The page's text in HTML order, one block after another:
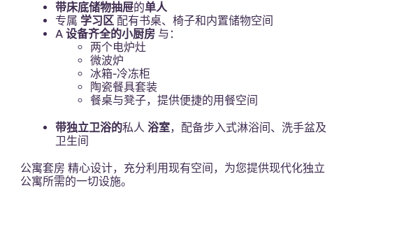
带床底储物抽屉的单人
专属 学习区配有书桌、椅子和内置储物空间
A 设备齐全的小厨房与：
两个电炉灶
微波炉
冰箱-冷冻柜
陶瓷餐具套装
餐桌与凳子，提供便捷的用餐空间
带独立卫浴的私人 浴室，配备步入式淋浴间、洗手盆及
卫生间
公寓套房 精心设计，充分利用现有空间，为您提供现代化独立
公寓所需的一切设施。